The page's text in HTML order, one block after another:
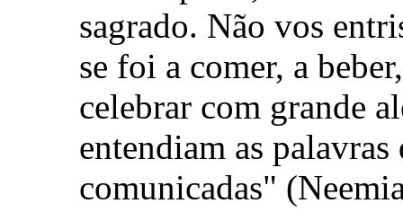
sagrado. Não vos
se foi a comer, a
celebrar com grande
entendiam as
comunicadas"